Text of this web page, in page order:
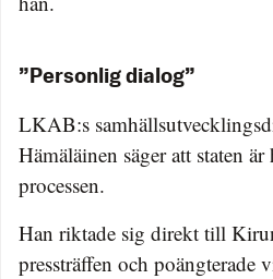
”Personlig dialog”
LKAB:s
Hämäläinen säger att staten
processen.
Han riktade sig direkt till
pressträffen och poängterade